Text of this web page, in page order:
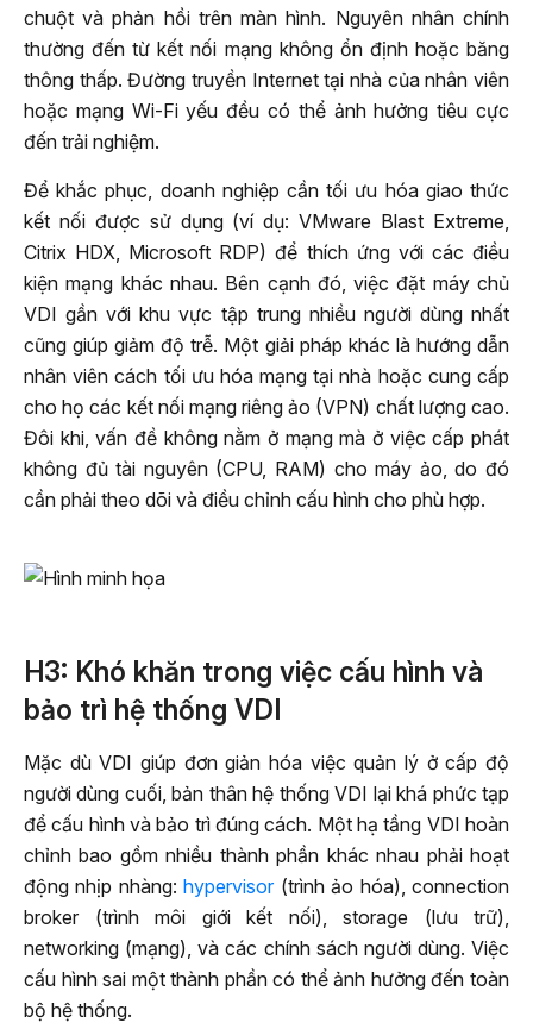
chuột và phản hồi trên màn hình. Nguyên nhân chính
thường đến từ kết nối mạng không ổn định hoặc băng
thông thấp. Đường truyền Internet tại nhà của nhân viên
hoặc mạng Wi-Fi yếu đều có thể ảnh hưởng tiêu cực
đến trải nghiệm.
Để khắc phục, doanh nghiệp cần tối ưu hóa giao thức
kết nối được sử dụng (ví dụ: VMware Blast Extreme,
Citrix HDX, Microsoft RDP) để thích ứng với các điều
kiện mạng khác nhau. Bên cạnh đó, việc đặt máy chủ
VDI gần với khu vực tập trung nhiều người dùng nhất
cũng giúp giảm độ trễ. Một giải pháp khác là hướng dẫn
nhân viên cách tối ưu hóa mạng tại nhà hoặc cung cấp
cho họ các kết nối mạng riêng ảo (VPN) chất lượng cao.
Đôi khi, vấn đề không nằm ở mạng mà ở việc cấp phát
không đủ tài nguyên (CPU, RAM) cho máy ảo, do đó
cần phải theo dõi và điều chỉnh cấu hình cho phù hợp.
H3: Khó khăn trong việc cấu hình và
bảo trì hệ thống VDI
Mặc dù VDI giúp đơn giản hóa việc quản lý ở cấp độ
người dùng cuối, bản thân hệ thống VDI lại khá phức tạp
để cấu hình và bảo trì đúng cách. Một hạ tầng VDI hoàn
chỉnh bao gồm nhiều thành phần khác nhau phải hoạt
động nhịp nhàng:hypervisor(trình ảo hóa), connection
broker (trình môi giới kết nối), storage (lưu trữ),
networking (mạng), và các chính sách người dùng. Việc
cấu hình sai một thành phần có thể ảnh hưởng đến toàn
bộ hệ thống.